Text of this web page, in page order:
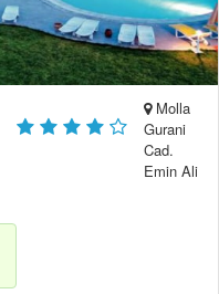
Molla
Gurani
Cad.
Emin Ali